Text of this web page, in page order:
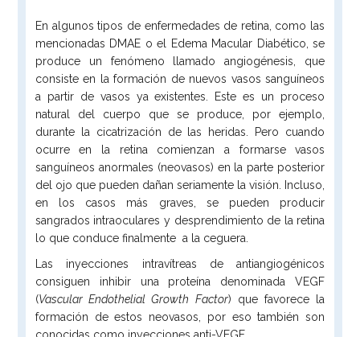
En algunos tipos de enfermedades de retina, como las
mencionadas DMAE o el Edema Macular Diabético, se
produce un fenómeno llamado angiogénesis, que
consiste en la formación de nuevos vasos sanguíneos
a partir de vasos ya existentes. Este es un proceso
natural del cuerpo que se produce, por ejemplo,
durante la cicatrización de las heridas. Pero cuando
ocurre en la retina comienzan a formarse vasos
sanguíneos anormales (neovasos) en la parte posterior
del ojo que pueden dañan seriamente la visión. Incluso,
en los casos más graves, se pueden producir
sangrados intraoculares y desprendimiento de la retina
lo que conduce finalmente a la ceguera.
Las inyecciones intravítreas de antiangiogénicos
consiguen inhibir una proteína denominada VEGF
(Vascular Endothelial Growth Factor) que favorece la
formación de estos neovasos, por eso también son